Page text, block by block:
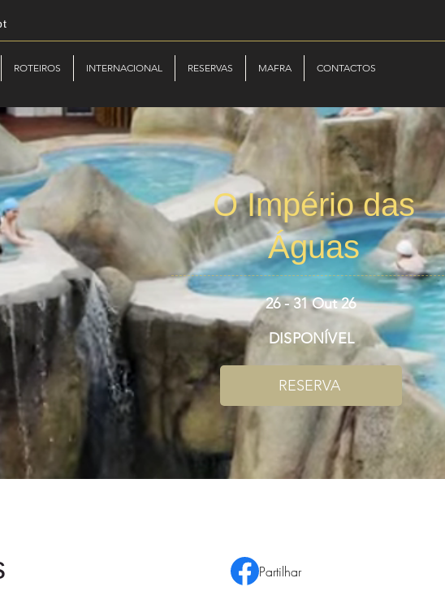
ROTEIROS INTERNACIONAL RESERVAS MAFRA CONTACTOS
O Império das
Águas
26 - 31 Out 26
DISPONÍVEL
RESERVA
Partilhar